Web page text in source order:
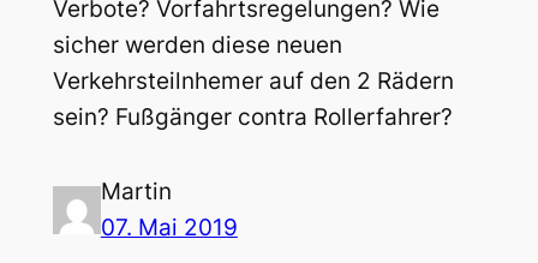
Verbote? Vorfahrtsregelungen? Wie
sicher werden diese neuen
Verkehrsteilnhemer auf den 2 Rädern
sein? Fußgänger contra Rollerfahrer?
Martin
07. Mai 2019